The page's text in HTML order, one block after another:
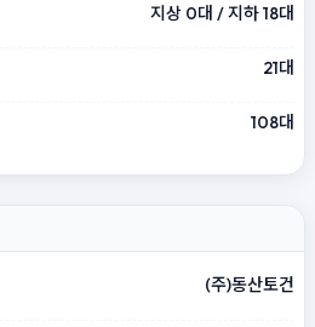
지상 0대 / 지하 18대
21대
108대
(주)동산토건